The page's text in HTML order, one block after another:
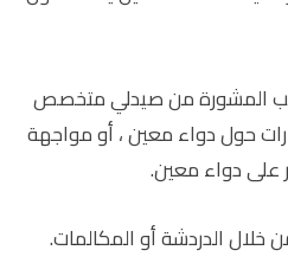
المشورة من صيدلي متخصص
حول دواء معين ، أو مواجهة
على دواء معين.
الدردشة أو المكالمات.